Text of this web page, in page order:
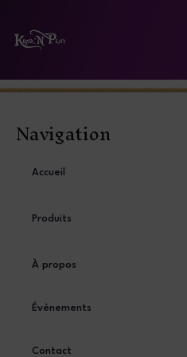
Navigation
Accueil
Produits
À propos
Évènements
Contact